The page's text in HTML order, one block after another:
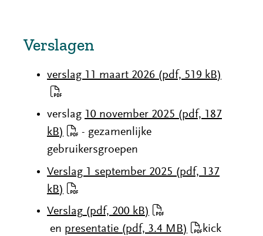
Verslagen
verslag 11 maart 2026 (pdf, 519 kB)
verslag 10 november 2025 (pdf, 187
kB)
- gezamenlijke
gebruikersgroepen
Verslag 1 september 2025 (pdf, 137
kB)
Verslag (pdf, 200 kB)
en presentatie (pdf, 3.4 MB)
kick